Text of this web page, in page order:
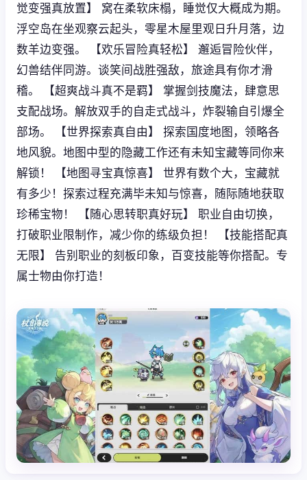
觉变强真放置】 窝在柔软床榻，睡觉仅大概成为期。
浮空岛在坐观察云起头，零星木屋里观日升月落，边
数羊边变强。 【欢乐冒险真轻松】 邂逅冒险伙伴，
幻兽结伴同游。谈笑间战胜强敌，旅途具有你才滑
稽。 【超爽战斗真不是羁】 掌握剑技魔法，肆意思
支配战场。解放双手的自走式战斗，炸裂输自引爆全
部场。 【世界探索真自由】 探索国度地图，领略各
地风貌。地图中型的隐藏工作还有未知宝藏等同你来
解锁！ 【地图寻宝真惊喜】 世界有数个大，宝藏就
有多少！探索过程充满毕未知与惊喜，随际随地获取
珍稀宝物！ 【随心思转职真好玩】 职业自由切换，
打破职业限制作，减少你的练级负担！ 【技能搭配真
无限】 告别职业的刻板印象，百变技能等你搭配。专
属士物由你打造！